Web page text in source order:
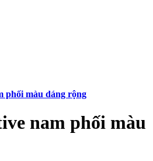
phối màu dáng rộng
nam phối màu